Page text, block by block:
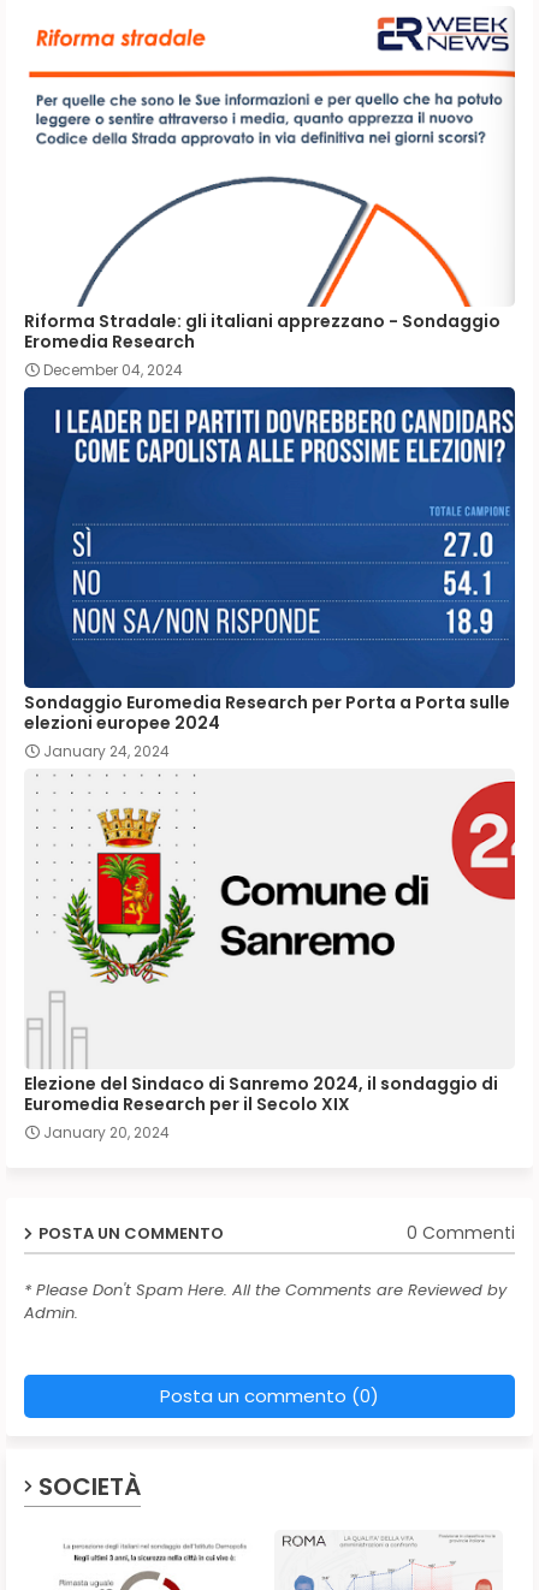
Riforma Stradale: gli italiani apprezzano - Sondaggio
Eromedia Research
December 04, 2024
Sondaggio Euromedia Research per Porta a Porta sulle
elezioni europee 2024
January 24, 2024
Elezione del Sindaco di Sanremo 2024, il sondaggio di
Euromedia Research per il Secolo XIX
January 20, 2024
POSTA UN COMMENTO 0 Commenti
* Please Don't Spam Here. All the Comments are Reviewed by
Admin.
Posta un commento (0)
SOCIETÀ